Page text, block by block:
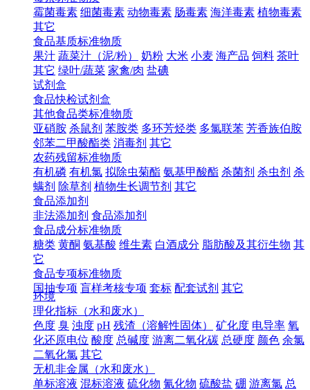
霉菌毒素 细菌毒素 动物毒素 肠毒素 海洋毒素 植物毒素
其它
食品基质标准物质
果汁 蔬菜汁（泥/粉） 奶粉 大米 小麦 海产品 饲料 茶叶
其它 绿叶/蔬菜 家禽/肉 盐碘
试剂盒
食品快检试剂盒
其他食品类标准物质
亚硝胺 杀鼠剂 苯胺类 多环芳烃类 多氯联苯 芳香族伯胺
邻苯二甲酸酯类 消毒剂 其它
农药残留标准物质
有机磷 有机氯 拟除虫菊酯 氨基甲酸酯 杀菌剂 杀虫剂 杀
螨剂 除草剂 植物生长调节剂 其它
食品添加剂
非法添加剂 食品添加剂
食品成分标准物质
糖类 黄酮 氨基酸 维生素 白酒成分 脂肪酸及其衍生物 其
它
食品专项标准物质
国抽专项 盲样考核专项 套标 配套试剂 其它
环境
理化指标（水和废水）
色度 臭 浊度 pH 残渣（溶解性固体） 矿化度 电导率 氧
化还原电位 酸度 总碱度 游离二氧化碳 总硬度 颜色 余氯
二氧化氯 其它
无机非金属（水和废水）
单标溶液 混标溶液 硫化物 氰化物 硫酸盐 硼 游离氯 总